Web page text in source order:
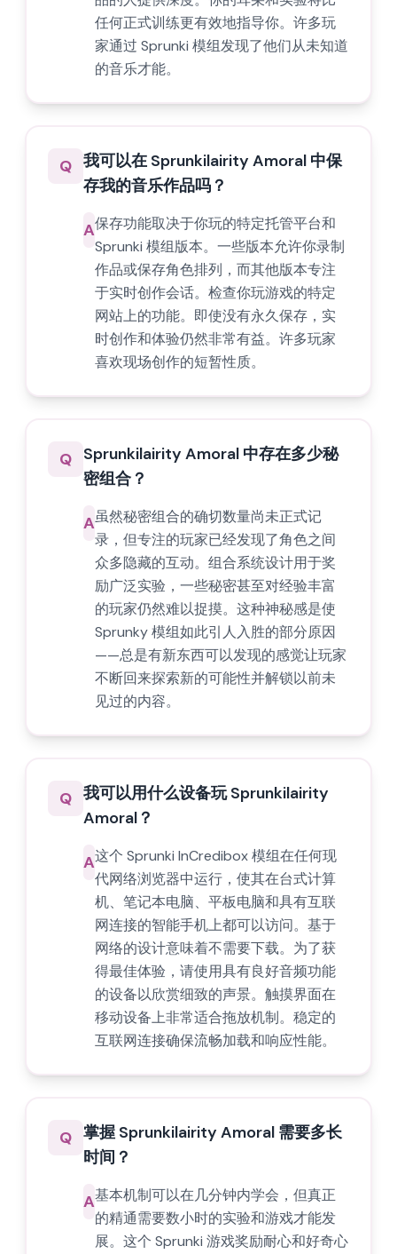
任何正式训练更有效地指导你。许多玩
家通过 Sprunki 模组发现了他们从未知道
的音乐才能。
Q 我可以在 Sprunkilairity Amoral 中保
存我的音乐作品吗？
A保存功能取决于你玩的特定托管平台和
Sprunki 模组版本。一些版本允许你录制
作品或保存角色排列，而其他版本专注
于实时创作会话。检查你玩游戏的特定
网站上的功能。即使没有永久保存，实
时创作和体验仍然非常有益。许多玩家
喜欢现场创作的短暂性质。
Q Sprunkilairity Amoral 中存在多少秘
密组合？
A虽然秘密组合的确切数量尚未正式记
录，但专注的玩家已经发现了角色之间
众多隐藏的互动。组合系统设计用于奖
励广泛实验，一些秘密甚至对经验丰富
的玩家仍然难以捉摸。这种神秘感是使
Sprunky 模组如此引人入胜的部分原因
——总是有新东西可以发现的感觉让玩家
不断回来探索新的可能性并解锁以前未
见过的内容。
Q 我可以用什么设备玩 Sprunkilairity
Amoral？
A这个 Sprunki InCredibox 模组在任何现
代网络浏览器中运行，使其在台式计算
机、笔记本电脑、平板电脑和具有互联
网连接的智能手机上都可以访问。基于
网络的设计意味着不需要下载。为了获
得最佳体验，请使用具有良好音频功能
的设备以欣赏细致的声景。触摸界面在
移动设备上非常适合拖放机制。稳定的
互联网连接确保流畅加载和响应性能。
Q 掌握 Sprunkilairity Amoral 需要多长
时间？
A基本机制可以在几分钟内学会，但真正
的精通需要数小时的实验和游戏才能发
展。这个 Sprunki 游戏奖励耐心和好奇心